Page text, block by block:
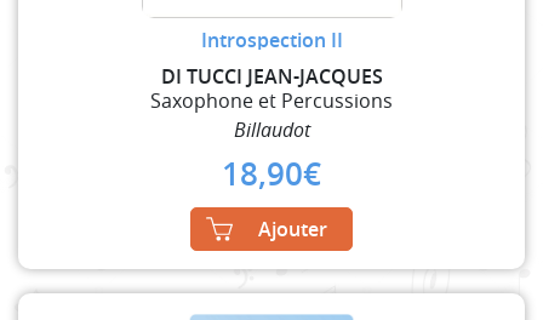
Introspection II
DI TUCCI JEAN-JACQUES
Saxophone et Percussions
Billaudot
18,90€
Ajouter